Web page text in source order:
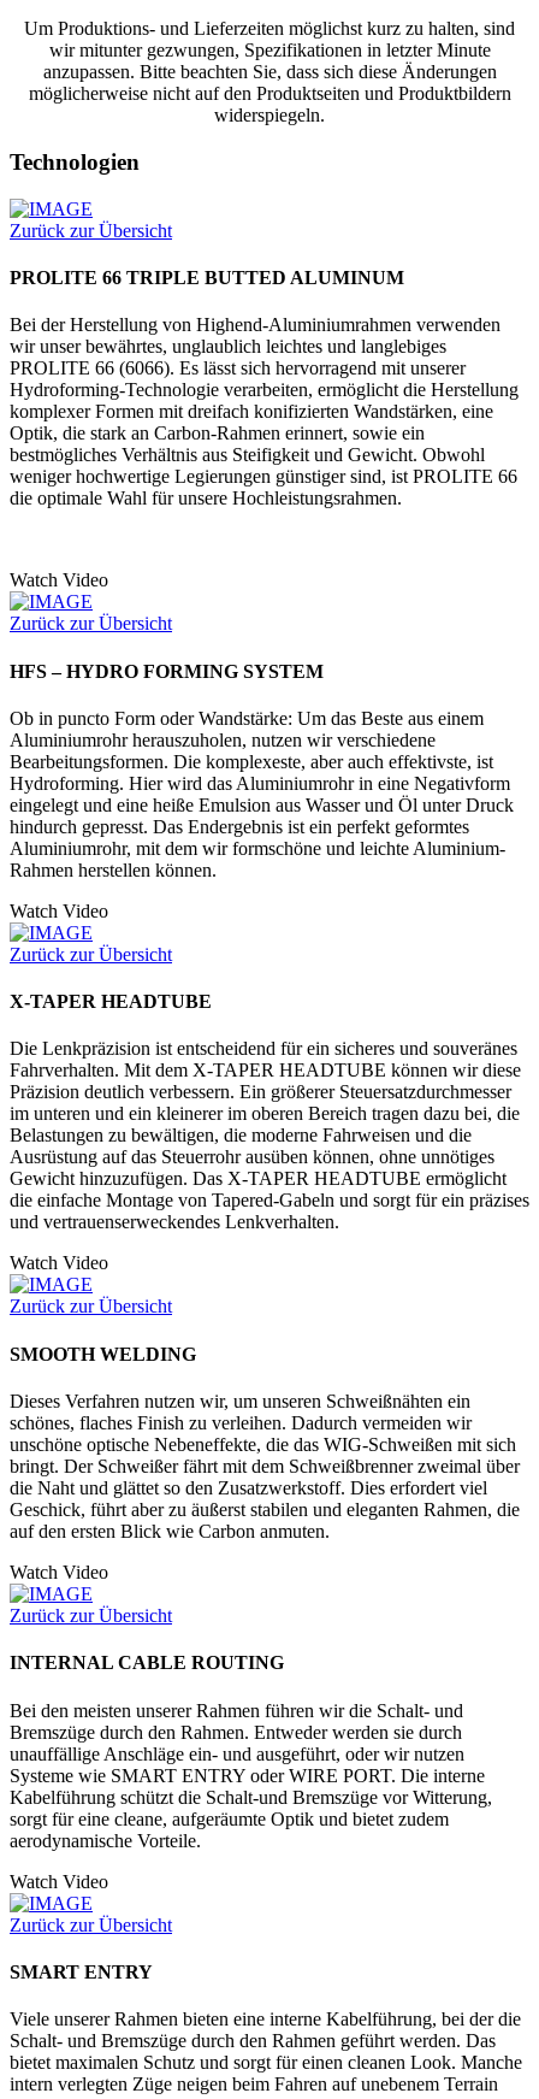
Um Produktions- und Lieferzeiten möglichst kurz zu halten, sind
wir mitunter gezwungen, Spezifikationen in letzter Minute
anzupassen. Bitte beachten Sie, dass sich diese Änderungen
möglicherweise nicht auf den Produktseiten und Produktbildern
widerspiegeln.
Technologien
Zurück zur Übersicht
PROLITE 66 TRIPLE BUTTED ALUMINUM
Bei der Herstellung von Highend-Aluminiumrahmen verwenden
wir unser bewährtes, unglaublich leichtes und langlebiges
PROLITE 66 (6066). Es lässt sich hervorragend mit unserer
Hydroforming-Technologie verarbeiten, ermöglicht die Herstellung
komplexer Formen mit dreifach konifizierten Wandstärken, eine
Optik, die stark an Carbon-Rahmen erinnert, sowie ein
bestmögliches Verhältnis aus Steifigkeit und Gewicht. Obwohl
weniger hochwertige Legierungen günstiger sind, ist PROLITE 66
die optimale Wahl für unsere Hochleistungsrahmen.
Watch Video
Zurück zur Übersicht
HFS – HYDRO FORMING SYSTEM
Ob in puncto Form oder Wandstärke: Um das Beste aus einem
Aluminiumrohr herauszuholen, nutzen wir verschiedene
Bearbeitungsformen. Die komplexeste, aber auch effektivste, ist
Hydroforming. Hier wird das Aluminiumrohr in eine Negativform
eingelegt und eine heiße Emulsion aus Wasser und Öl unter Druck
hindurch gepresst. Das Endergebnis ist ein perfekt geformtes
Aluminiumrohr, mit dem wir formschöne und leichte Aluminium-
Rahmen herstellen können.
Watch Video
Zurück zur Übersicht
X-TAPER HEADTUBE
Die Lenkpräzision ist entscheidend für ein sicheres und souveränes
Fahrverhalten. Mit dem X-TAPER HEADTUBE können wir diese
Präzision deutlich verbessern. Ein größerer Steuersatzdurchmesser
im unteren und ein kleinerer im oberen Bereich tragen dazu bei, die
Belastungen zu bewältigen, die moderne Fahrweisen und die
Ausrüstung auf das Steuerrohr ausüben können, ohne unnötiges
Gewicht hinzuzufügen. Das X-TAPER HEADTUBE ermöglicht
die einfache Montage von Tapered-Gabeln und sorgt für ein präzises
und vertrauenserweckendes Lenkverhalten.
Watch Video
Zurück zur Übersicht
SMOOTH WELDING
Dieses Verfahren nutzen wir, um unseren Schweißnähten ein
schönes, flaches Finish zu verleihen. Dadurch vermeiden wir
unschöne optische Nebeneffekte, die das WIG-Schweißen mit sich
bringt. Der Schweißer fährt mit dem Schweißbrenner zweimal über
die Naht und glättet so den Zusatzwerkstoff. Dies erfordert viel
Geschick, führt aber zu äußerst stabilen und eleganten Rahmen, die
auf den ersten Blick wie Carbon anmuten.
Watch Video
Zurück zur Übersicht
INTERNAL CABLE ROUTING
Bei den meisten unserer Rahmen führen wir die Schalt- und
Bremszüge durch den Rahmen. Entweder werden sie durch
unauffällige Anschläge ein- und ausgeführt, oder wir nutzen
Systeme wie SMART ENTRY oder WIRE PORT. Die interne
Kabelführung schützt die Schalt-und Bremszüge vor Witterung,
sorgt für eine cleane, aufgeräumte Optik und bietet zudem
aerodynamische Vorteile.
Watch Video
Zurück zur Übersicht
SMART ENTRY
Viele unserer Rahmen bieten eine interne Kabelführung, bei der die
Schalt- und Bremszüge durch den Rahmen geführt werden. Das
bietet maximalen Schutz und sorgt für einen cleanen Look. Manche
intern verlegten Züge neigen beim Fahren auf unebenem Terrain